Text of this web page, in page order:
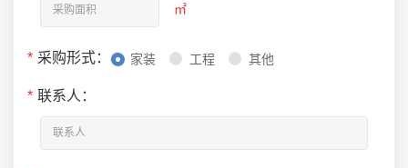
㎡
* 采购形式： 家装 工程 其他
* 联系人：